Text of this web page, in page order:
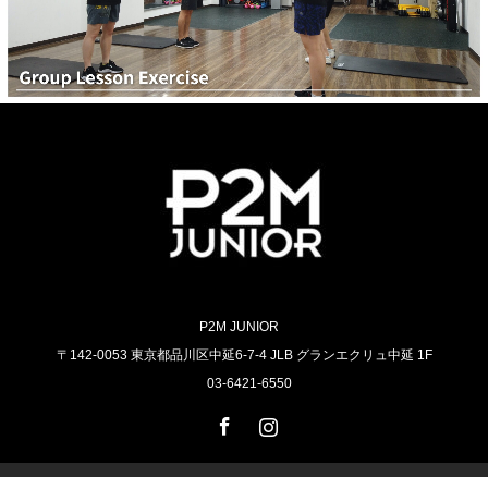
P2M JUNIOR
〒142-0053 東京都品川区中延6-7-4 JLB グランエクリュ中延 1F
03-6421-6550